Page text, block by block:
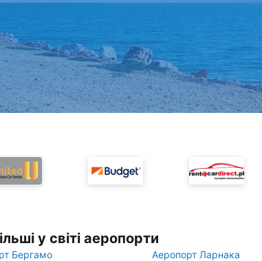
у світі аеропорти
Бергамо
Аеропорт Ларнака